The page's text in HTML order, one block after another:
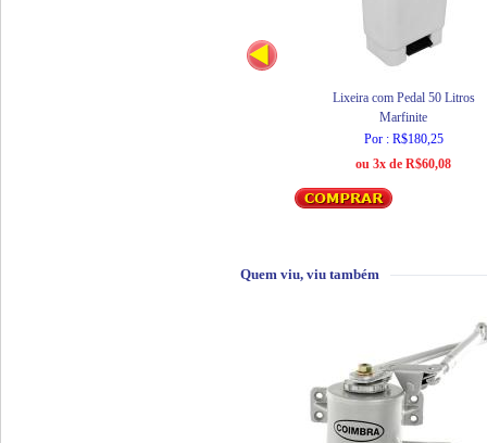
Lixeira com Pedal 50 Litros
Marfinite
Por : R$180,25
ou 3x de R$60,08
Quem viu, viu também